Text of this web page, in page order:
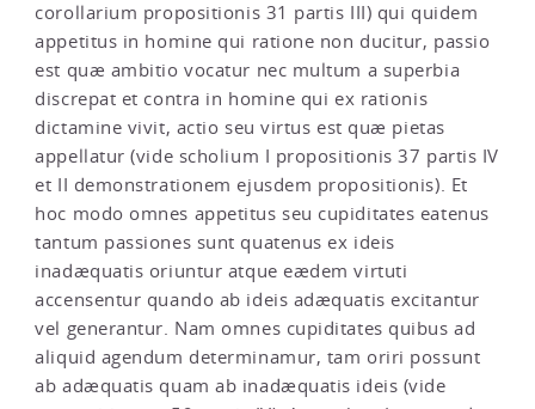
corollarium propositionis 31 partis III) qui quidem
appetitus in homine qui ratione non ducitur, passio
est quæ ambitio vocatur nec multum a superbia
discrepat et contra in homine qui ex rationis
dictamine vivit, actio seu virtus est quæ pietas
appellatur (vide scholium I propositionis 37 partis IV
et II demonstrationem ejusdem propositionis). Et
hoc modo omnes appetitus seu cupiditates eatenus
tantum passiones sunt quatenus ex ideis
inadæquatis oriuntur atque eædem virtuti
accensentur quando ab ideis adæquatis excitantur
vel generantur. Nam omnes cupiditates quibus ad
aliquid agendum determinamur, tam oriri possunt
ab adæquatis quam ab inadæquatis ideis (vide